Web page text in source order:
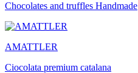
Chocolates and truffles Handmade
AMATTLER
Ciocolata premium catalana